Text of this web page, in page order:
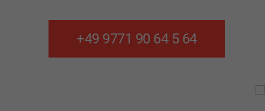
+49 9771 90 64 5 64